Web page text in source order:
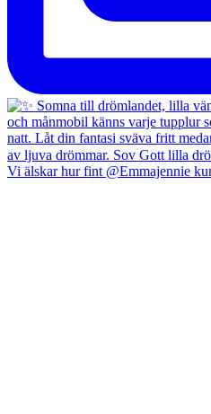
Vi älskar hur fint @Emmajennie